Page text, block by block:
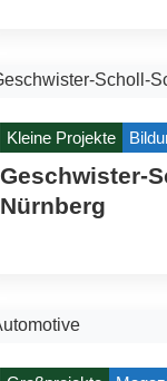
Kleine Projekte
Geschwister-
Nürnberg